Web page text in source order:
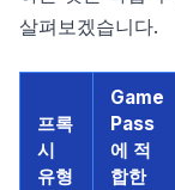
살펴보겠습니다.
프록
시
유형
Game
Pass
에 적
합한